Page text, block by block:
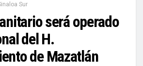
Sur
será operado
del H.
de Mazatlán